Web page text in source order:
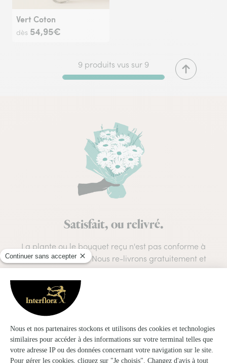
Vert Coton
dès 54,95€
9 produits vus sur 9
Satisfait, ou relivré.
La plante ou le bouquet reçu n'est pas conforme à
votre commande ? Nous re-livrons gratuitement et
avec toutes nos excuses !